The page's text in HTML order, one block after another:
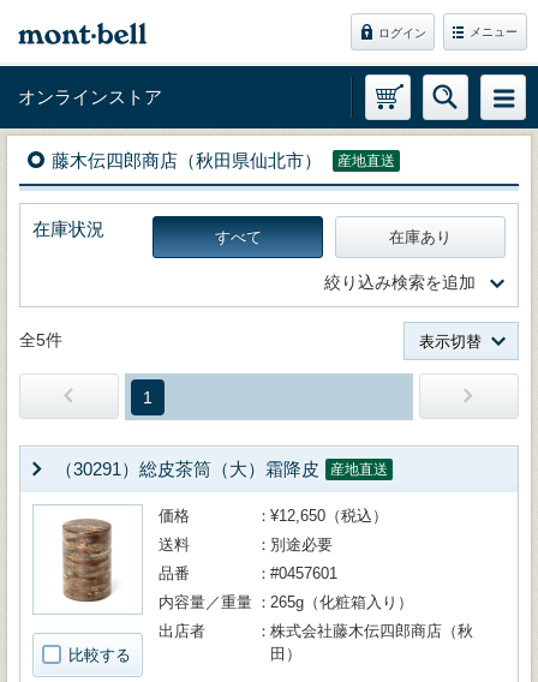
ログイン メニュー
オンラインストア
藤木伝四郎商店（秋田県仙北市） 産地直送
在庫状況 すべて 在庫あり
絞り込み検索を追加
全5件 表示切替
1
（30291）総皮茶筒（大）霜降皮 産地直送
比較する
価格
¥12,650（税込）
送料
別途必要
品番
#0457601
内容量／重量
265g（化粧箱入り）
出店者
株式会社藤木伝四郎商店（秋
田）